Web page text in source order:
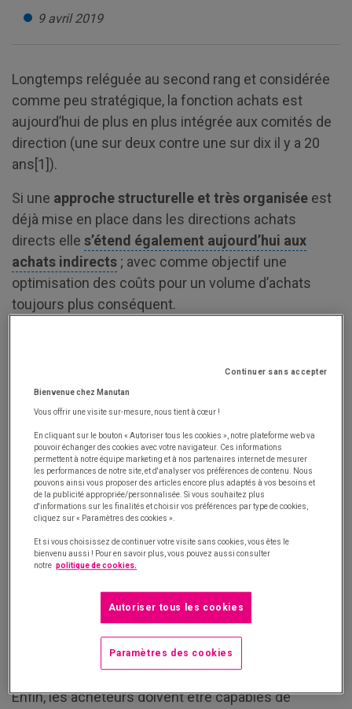
9 avril 2019
Longtemps reléguée au second rang et considérée
comme peu stratégique, la fonction achats est
aujourd’hui de plus en plus intégrée aux comités de
direction (une sur deux contre une sur dix il y a 20
ans[1]).
Si une approche structurelle et très organisée est
déjà mise en place dans les directions achats
directs elle s’étend également aujourd’hui aux
achats indirects ; avec comme objectif une
optimisation des coûts pour un volume d’achats
toujours plus conséquent.
Les nouveaux enjeux du métier
d’acheteur
Le métier d’acheteurde produits et services non
stratégiques ou indirects tend donc à évoluer vers
de nouvelles missions : la limitation des dépenses –
également le niveau de véracité des informations
transmises, la gestion de la relation fournisseurs, la
mutualisation des contrats ou encore la gestion de
Enfin, les acheteurs doivent être capables de
Continuer sans accepter
Bienvenue chez Manutan
Vous offrir une visite sur-mesure, nous tient à cœur !
En cliquant sur le bouton « Autoriser tous les cookies », notre plateforme web va
pouvoir échanger des cookies avec votre navigateur. Ces informations
permettent à notre équipe marketing et à nos partenaires internet de mesurer
les performances de notre site, et d'analyser vos préférences de contenu. Nous
pouvons ainsi vous proposer des articles encore plus adaptés à vos besoins et
de la publicité appropriée/personnalisée. Si vous souhaitez plus
d'informations sur les finalités et choisir vos préférences par type de cookies,
cliquez sur « Paramètres des cookies ».
Et si vous choisissez de continuer votre visite sans cookies, vous êtes le
bienvenu aussi ! Pour en savoir plus, vous pouvez aussi consulter
notre politique de cookies.
Autoriser tous les cookies
Paramètres des cookies